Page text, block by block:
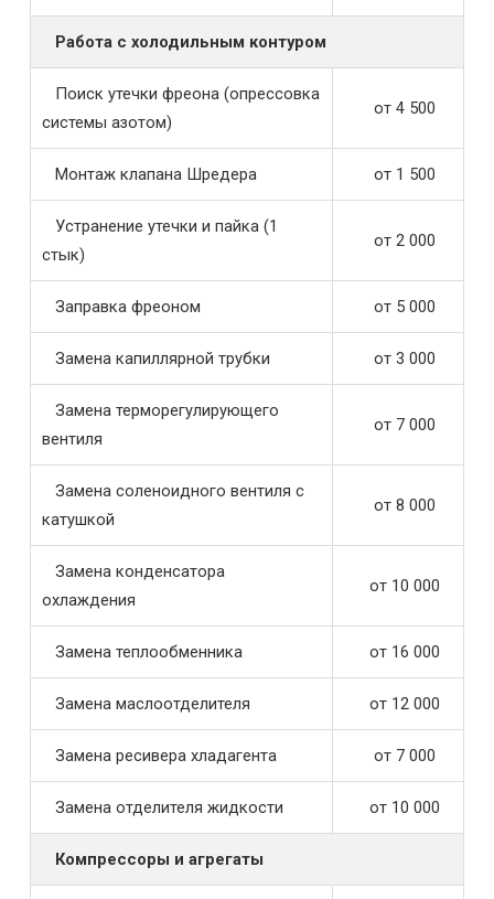
Работа с холодильным контуром
Поиск утечки фреона (опрессовка
системы азотом)
от 4 500
Монтаж клапана Шредера от 1 500
Устранение утечки и пайка (1
стык)
от 2 000
Заправка фреоном от 5 000
Замена капиллярной трубки от 3 000
Замена терморегулирующего
вентиля
от 7 000
Замена соленоидного вентиля с
катушкой
от 8 000
Замена конденсатора
охлаждения
от 10 000
Замена теплообменника от 16 000
Замена маслоотделителя от 12 000
Замена ресивера хладагента от 7 000
Замена отделителя жидкости от 10 000
Компрессоры и агрегаты